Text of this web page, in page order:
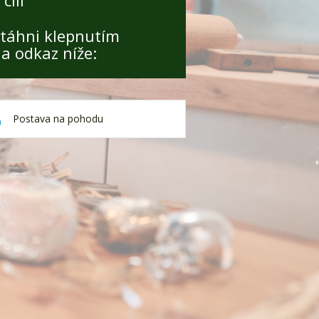
klepnutím
odkaz níže:
Postava na pohodu